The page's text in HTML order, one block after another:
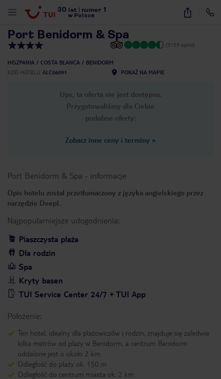
30 lat numer 1
w Polsce
32
Port Benidorm & Spa
(3155 opinii)
HISZPANIA COSTA BLANCA
BENIDORM
KOD HOTELU ALC06091 POKAŻ NA MAPIE
Ups, ta oferta nie jest dostępna.
Przygotowaliśmy dla Ciebie
podobne oferty:
Zobacz inne ceny i terminy »
Port Benidorm & Spa - informacje
Opis hotelu został przetłumaczony z języka angielskiego przez
narzędzie DeepL
Najpopularniejsze udogodnienia:
Piaszczysta plaża
Dla rodzin
Spa
Kryty basen
TUI Service Center 24/7 + TUI App
Położenie:
Ten hotel, idealny dla plażowiczów i rodzin, znajduje się zaledwie
kilka metrów od plaży w Benidorm, a centrum Benidorm
oddalone jest o około 2 km.
Odległość do plaży ok. 150 m
Odległość do centrum miasta ok. 2 km